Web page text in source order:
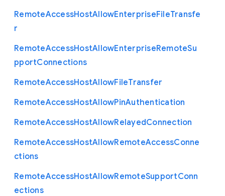
RemoteAccessHostAllowEnterpriseFileTransfe
r
RemoteAccessHostAllowEnterpriseRemoteSu
pportConnections
RemoteAccessHostAllowFileTransfer
RemoteAccessHostAllowPinAuthentication
RemoteAccessHostAllowRelayedConnection
RemoteAccessHostAllowRemoteAccessConne
ctions
RemoteAccessHostAllowRemoteSupportConn
ections